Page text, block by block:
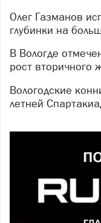
Олег Газманов исполнит песни из вологодской
глубинки на
В Вологде отмечен самый высокий по стране
рост вторичного
Вологодские конники выступили в финале XIII
летней